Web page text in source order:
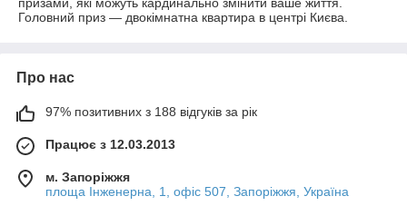
Головний приз — двокімнатна квартира в центрі Києва.
Про нас
97% позитивних з 188 відгуків за рік
Працює з 12.03.2013
м. Запоріжжя
площа Інженерна, 1, офіс 507, Запоріжжя, Україна